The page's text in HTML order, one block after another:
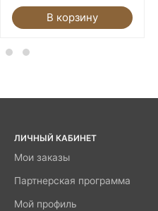
В корзину
ЛИЧНЫЙ КАБИНЕТ
Мои заказы
Партнерская программа
Мой профиль